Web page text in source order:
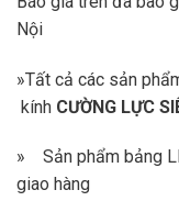
Nội
»Tất cả các sản
kính CƯỜNG LỰC
» Sản phẩm bảng
giao hàng